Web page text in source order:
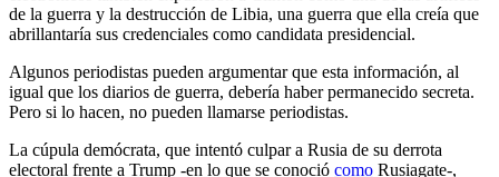
de la guerra y la destrucción de Libia, una guerra que ella creía que
abrillantaría sus credenciales como candidata presidencial.
Algunos periodistas pueden argumentar que esta información, al
igual que los diarios de guerra, debería haber permanecido secreta.
Pero si lo hacen, no pueden llamarse periodistas.
La cúpula demócrata, que intentó culpar a Rusia de su derrota
electoral frente a Trump -en lo que se conoció como Rusiagate-,